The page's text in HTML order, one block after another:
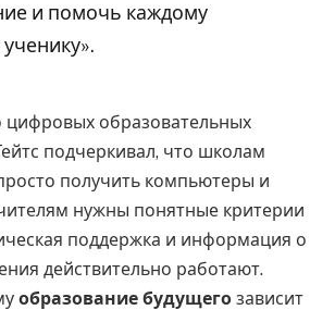
и помочь каждому
цифровых образовательных
подчеркивал, что школам
получить компьютеры и
нужны понятные критерии
поддержка и информация о
действительно работают.
образование будущего зависит